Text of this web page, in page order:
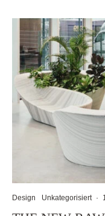
Design Unkategorisiert ·